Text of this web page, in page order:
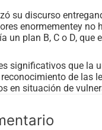
su discurso
enormementey no
un plan B, C o D, que
significativos que la
de las
en situación de